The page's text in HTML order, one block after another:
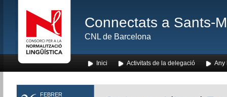
Connectats a Sants-
CNL de Barcelona
Inici Activitats de la delegació Any
FEBRER